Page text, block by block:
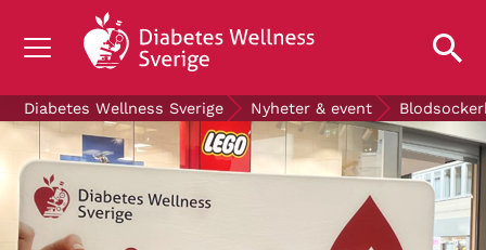
OM DIABETES
STÖD OSS
FORSKNING
NYHETER & EVENT
Diabetes Wellness Sverige Nyheter & event